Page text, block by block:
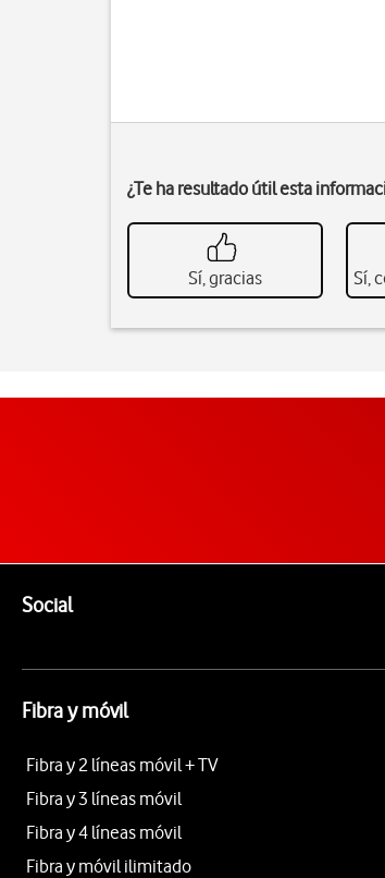
¿Te ha resultado útil esta
Sí, gracias Sí,
SocialEnlaces a las redes sociales de
Fibra y móvil
Fibra y 2 líneas móvil + TV
Fibra y 3 líneas móvil
Fibra y 4 líneas móvil
Fibra y móvil ilimitado